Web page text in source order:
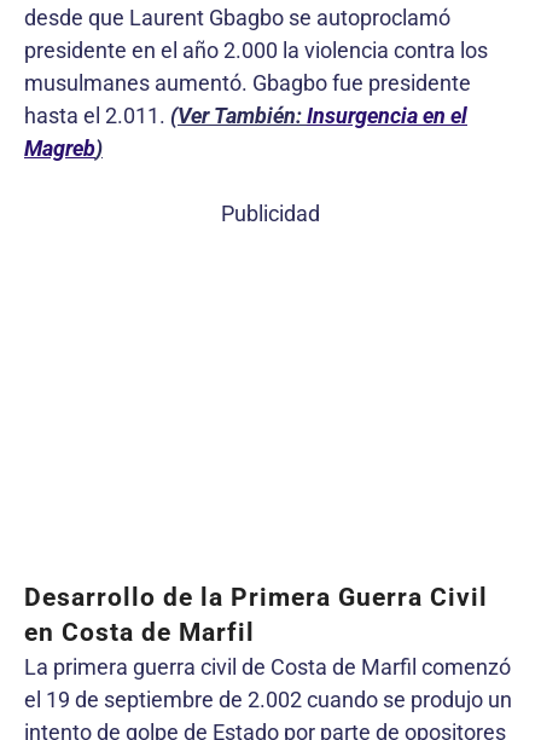
desde que Laurent Gbagbo se autoproclamó
presidente en el año 2.000 la violencia contra los
musulmanes aumentó. Gbagbo fue presidente
hasta el 2.011. (Ver También:Insurgencia en el
Magreb)
Publicidad
Desarrollo de la Primera Guerra Civil
en Costa de Marfil
La primera guerra civil de Costa de Marfil comenzó
el 19 de septiembre de 2.002 cuando se produjo un
intento de golpe de Estado por parte de opositores